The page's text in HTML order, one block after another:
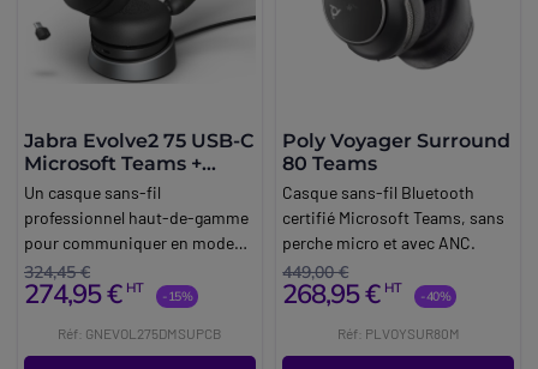
Jabra Evolve2 75 USB-C
Microsoft Teams +
Socle de charge
Un casque sans-fil
professionnel haut-de-gamme
pour communiquer en mode
hybride.
324,45 €
274,95 € HT -15%
Réf: GNEVOL275DMSUPCB
Poly Voyager Surround
80 Teams
Casque sans-fil Bluetooth
certifié Microsoft Teams, sans
perche micro et avec ANC.
449,00 €
268,95 € HT -40%
Réf: PLVOYSUR80M